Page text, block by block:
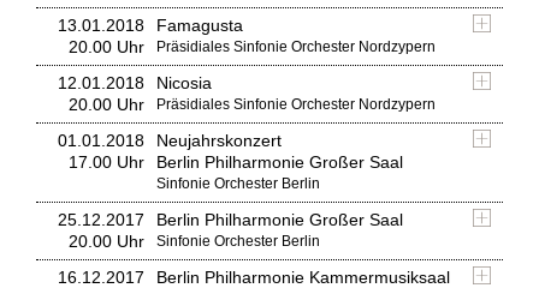
13.01.2018
20.00 Uhr
Famagusta
Präsidiales Sinfonie Orchester Nordzypern
12.01.2018
20.00 Uhr
Nicosia
Präsidiales Sinfonie Orchester Nordzypern
01.01.2018
17.00 Uhr
Neujahrskonzert
Berlin Philharmonie Großer Saal
Sinfonie Orchester Berlin
25.12.2017
20.00 Uhr
Berlin Philharmonie Großer Saal
Sinfonie Orchester Berlin
16.12.2017
Berlin Philharmonie Kammermusiksaal